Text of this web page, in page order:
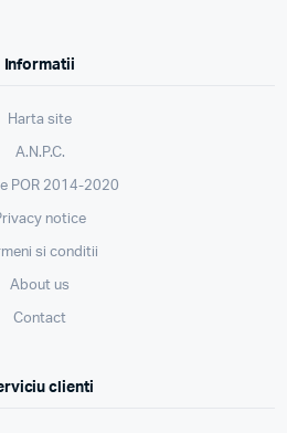
Informatii
Harta site
A.N.P.C.
POR 2014-2020
notice
si conditii
About us
Contact
clienti